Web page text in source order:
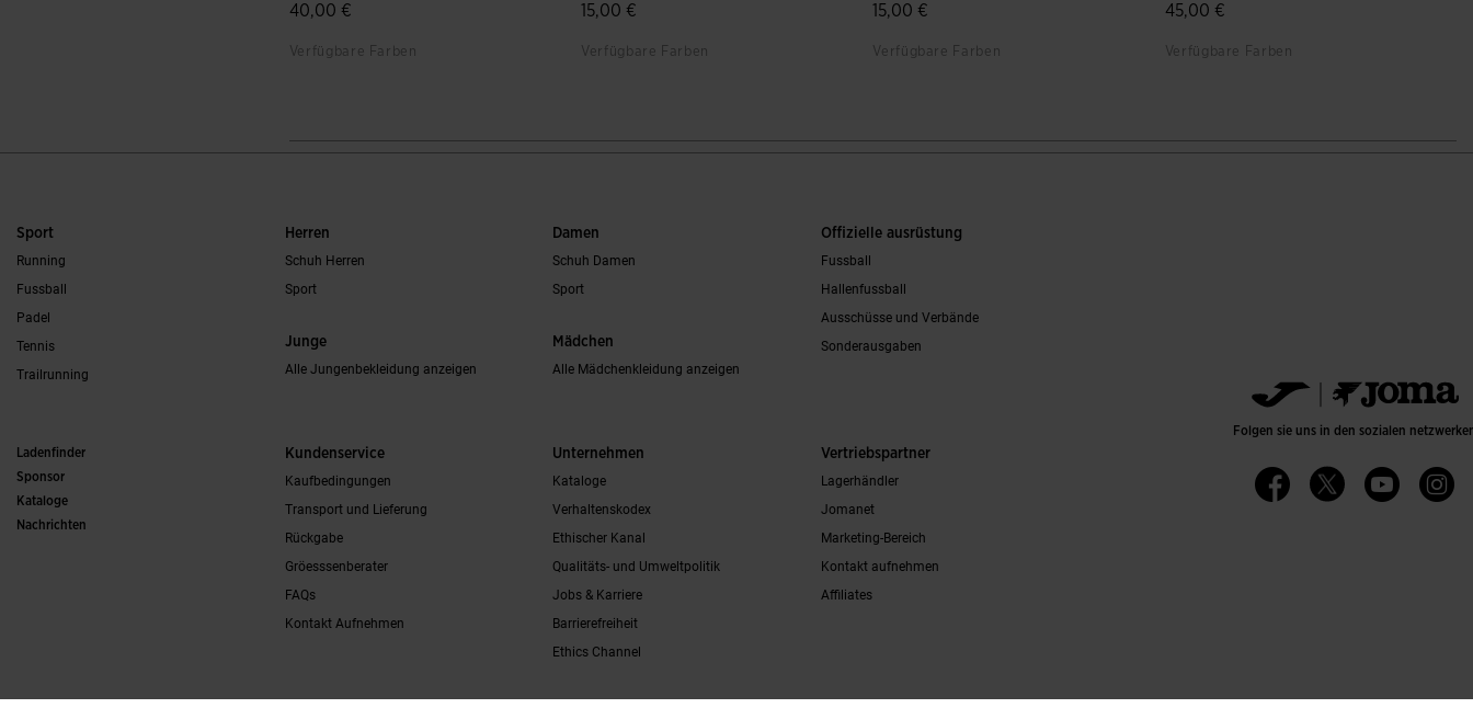
40,00 €
Verfügbare Farben
3,5 von 5 Kundenbewertungen
15,00 €
Verfügbare Farben
4,9 von 5 Kundenbewertungen
15,00 €
Verfügbare Farben
4 von 5 Kundenbewertungen
45,00 €
Verfügbare Farben
4,3 von 5 Kundenbewertungen
Sport
Running
Fussball
Padel
Tennis
Trailrunning
Herren
Schuh Herren
Sport
Junge
Alle Jungenbekleidung anzeigen
Damen
Schuh Damen
Sport
Mädchen
Alle Mädchenkleidung anzeigen
Offizielle ausrüstung
Fussball
Hallenfussball
Ausschüsse und Verbände
Sonderausgaben
Ladenfinder
Sponsor
Kataloge
Nachrichten
Kundenservice
Kaufbedingungen
Transport und Lieferung
Rückgabe
Gröesssenberater
FAQs
Kontakt Aufnehmen
Unternehmen
Kataloge
Verhaltenskodex
Ethischer Kanal
Qualitäts- und Umweltpolitik
Jobs & Karriere
Barrierefreiheit
Ethics Channel
Vertriebspartner
Lagerhändler
Jomanet
Marketing-Bereich
Kontakt aufnehmen
Affiliates
Folgen sie uns in den sozialen